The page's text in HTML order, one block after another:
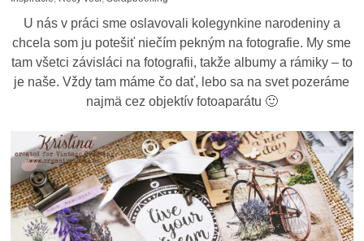
U nás v práci sme oslavovali kolegynkine narodeniny a
chcela som ju potešiť niečím pekným na fotografie. My sme
tam všetci závisláci na fotografii, takže albumy a rámiky – to
je naše. Vždy tam máme čo dať, lebo sa na svet pozeráme
najmä cez objektív fotoaparátu 🙂